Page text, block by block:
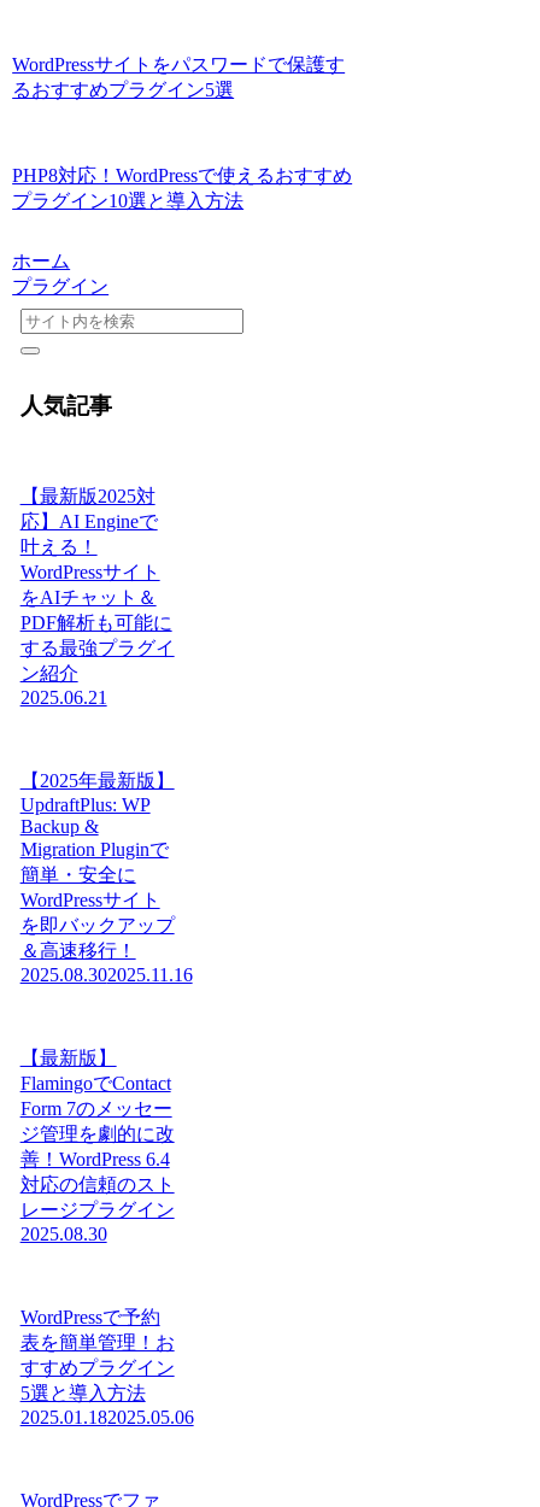
WordPressサイトをパスワードで保護す
るおすすめプラグイン5選
PHP8対応！WordPressで使えるおすすめ
プラグイン10選と導入方法
ホーム
プラグイン
人気記事
【最新版2025対
応】AI Engineで
叶える！
WordPressサイト
をAIチャット＆
PDF解析も可能に
する最強プラグイ
ン紹介
2025.06.21
【2025年最新版】
UpdraftPlus: WP
Backup &
Migration Pluginで
簡単・安全に
WordPressサイト
を即バックアップ
＆高速移行！
2025.08.302025.11.16
【最新版】
FlamingoでContact
Form 7のメッセー
ジ管理を劇的に改
善！WordPress 6.4
対応の信頼のスト
レージプラグイン
2025.08.30
WordPressで予約
表を簡単管理！お
すすめプラグイン
5選と導入方法
2025.01.182025.05.06
WordPressでファ